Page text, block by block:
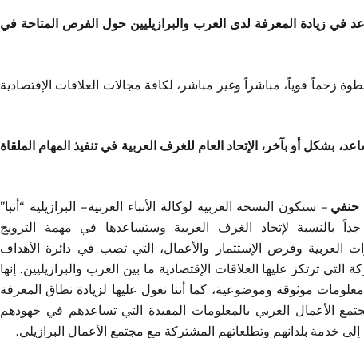
في زيادة المعرفة لدى العرب والبرازيليين حول الفرص المتاحة في
زحماً قوياً، مباشراً وغير مباشر، لكافة مجالات العلاقات الإقتصادية
بشكل أو بآخر، الإتحاد العام للغرف العربية في تنفيذ المهام الملقاة
حنفي– ستكون النسخة العربية لوكالة الأنباء العربية – البرازيلية “أنبا”
بالنسبة لإتحاد الغرف العربية وستساعدها في مهمة الترويج
العربية وفرص الإستثمار والأعمال، التي تصب في دائرة الأهداف
التي ترتكز عليها العلاقات الإقتصادية ما بين العرب والبرازيليين. إنها
موثوقة وموضوعية، كما أننا نعول عليها لزيادة نطاق المعرفة
الأعمال العربي بالمعلومات المفيدة التي تساعدهم في جهودهم
إلى خدمة بلدانهم وتطلعاتهم المشتركة مع مجتمع الأعمال البرازيلي.